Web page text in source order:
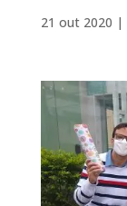
21 out 2020 |